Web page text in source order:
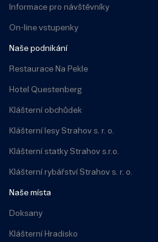
Informace pro návštěvníky
On-line vstupenky
Naše podnikání
Restaurace Na Pekle
Hotel Questenberg
Klášterní obchůdek
Klášterní lesy Strahov s. r. o.
Klášterní statky Strahov s.r.o.
Klášterní rybářství Strahov s. r. o.
Naše místa
Doksany
Klášterní Hradisko